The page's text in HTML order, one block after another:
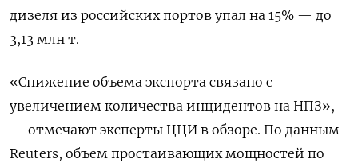
дизеля из российских портов упал на 15% — до
3,13 млн т.
«Снижение объема экспорта связано с
увеличением количества инцидентов на НПЗ»,
— отмечают эксперты ЦЦИ в обзоре. По данным
Reuters, объем простаивающих мощностей по